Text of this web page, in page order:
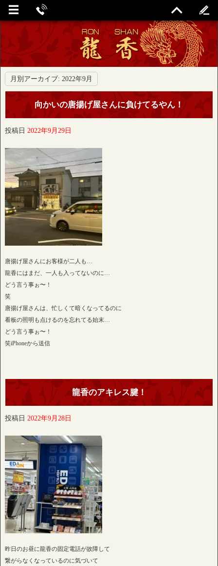
月別アーカイブ: 2022年9月
向かいの唐揚げ屋さんに負けてるやん！
投稿日 2022年9月29日
唐揚げ屋さんにお客様が二人も…
龍香にはまだ、一人も入ってないのに…
どう言う事ぉ〜！
笑
唐揚げ屋さんは、忙しくて暗くなってるのに
看板の照明も点けるのを忘れてる始末…
どう言う事ぉ〜！
笑iPhoneから送信
龍香のアキレス腱！
投稿日 2022年9月28日
昨日のお昼に龍香の固定電話が故障して
繋がらなくなっているのに気づいて